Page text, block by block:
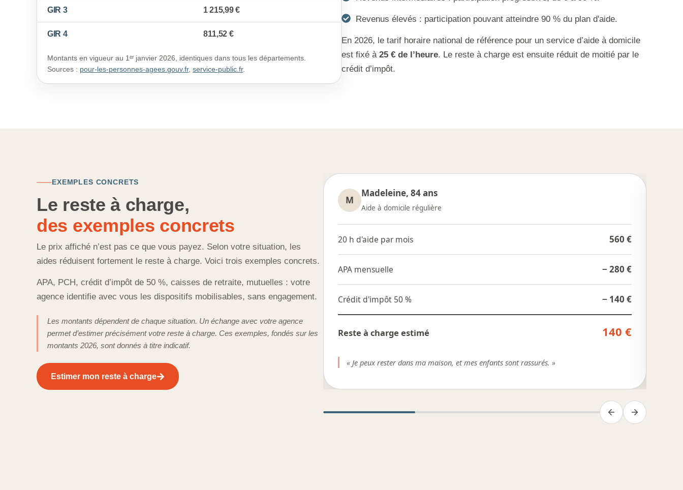
GIR 3 1 215,99 €
GIR 4 811,52 €
Montants en vigueur au 1ᵉʳ janvier 2026, identiques dans tous les départements.
Sources : pour-les-personnes-agees.gouv.fr, service-public.fr.
Revenus élevés : participation pouvant atteindre 90 % du plan d'aide.
En 2026, le tarif horaire national de référence pour un service d’aide à domicile
est fixé à 25 € de l’heure. Le reste à charge est ensuite réduit de moitié par le
crédit d’impôt.
EXEMPLES CONCRETS
Le reste à charge,
des exemples concrets
Le prix affiché n’est pas ce que vous payez. Selon votre situation, les
aides réduisent fortement le reste à charge. Voici trois exemples concrets.
APA, PCH, crédit d’impôt de 50 %, caisses de retraite, mutuelles : votre
agence identifie avec vous les dispositifs mobilisables, sans engagement.
Les montants dépendent de chaque situation. Un échange avec votre agence
permet d’estimer précisément votre reste à charge. Ces exemples, fondés sur les
montants 2026, sont donnés à titre indicatif.
Estimer mon reste à charge
M
Madeleine, 84 ans
Aide à domicile régulière
20 h d'aide par mois 560 €
APA mensuelle − 280 €
Crédit d'impôt 50 % − 140 €
Reste à charge estimé 140 €
« Je peux rester dans ma maison, et mes enfants sont rassurés. »